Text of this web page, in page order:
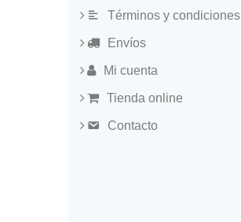
Términos y condiciones
Envíos
Mi cuenta
Tienda online
Contacto